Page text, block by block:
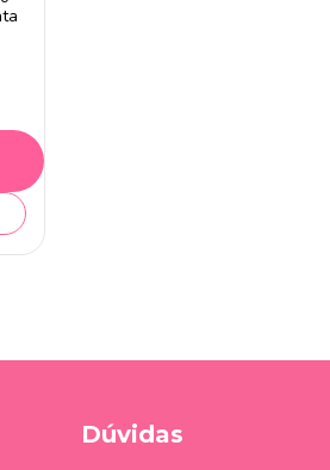
Dúvidas